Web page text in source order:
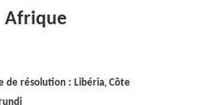
Afrique
de résolution : Libéria, Côte